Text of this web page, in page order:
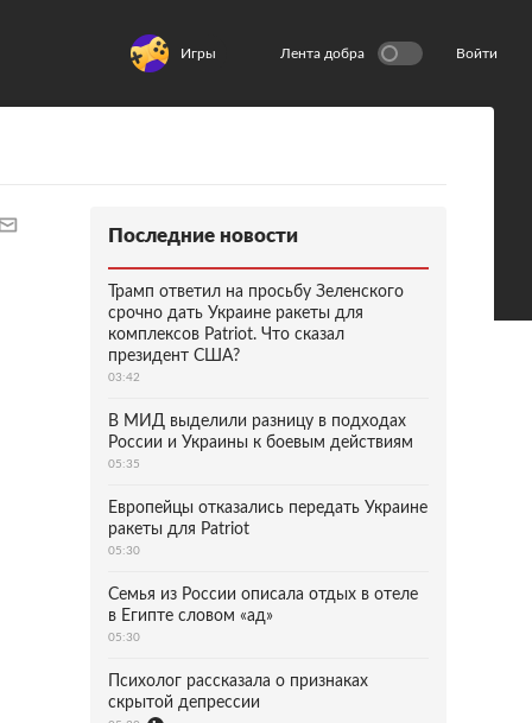
Игры Лента добра Войти
Последние новости
Трамп ответил на просьбу Зеленского
срочно дать Украине ракеты для
комплексов Patriot. Что сказал
президент США?
03:42
В МИД выделили разницу в подходах
России и Украины к боевым действиям
05:35
Европейцы отказались передать Украине
ракеты для Patriot
05:30
Семья из России описала отдых в отеле
в Египте словом «ад»
05:30
Психолог рассказала о признаках
скрытой депрессии